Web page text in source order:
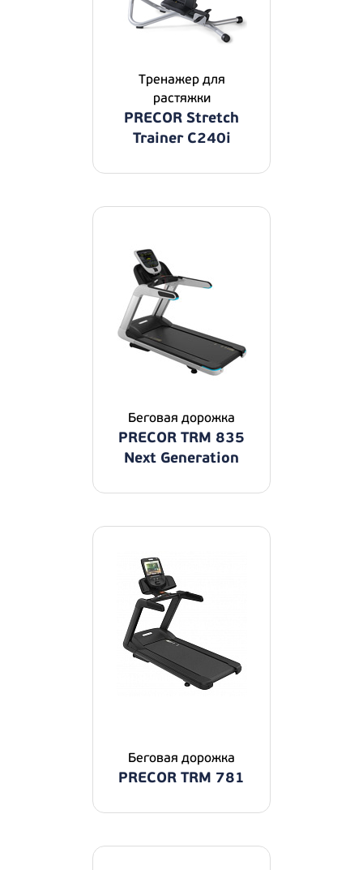
Тренажер для
растяжки
PRECOR Stretch
Trainer C240i
Беговая дорожка
PRECOR TRM 835
Next Generation
Беговая дорожка
PRECOR TRM 781